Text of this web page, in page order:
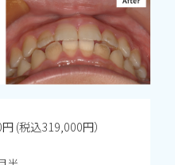
(税込319,000円）